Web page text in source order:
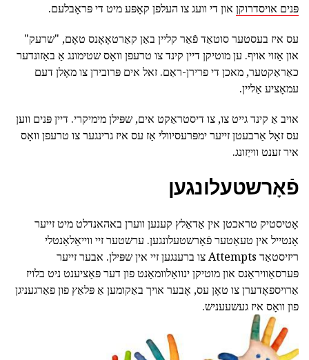
פּנים אויסדרוקן און די וועג צו העלפן קאָפּע מיט די פּראָבלעם.
עס איז בעסטער סוטאַד פֿאַר קליין באַן קאַרטאָאָנס טאָם, "שרעק"
און אַזוי אויף. ען מוטיקן דיין קינד צו טרעפן וואָס שטימונג אַ באַזונדער
כאַראַקטער, מאכן די פרירן-ראַם. זאל אים פּרובירן צו מאָלן דעם
עמאָציע אַליין.
אויב אַ קינד גייט צו, צו דיסטראַקט אים, שפּילן מימיקרי. דיין פּנים ווען
עס זאָל אַרבעטן זייער ימפּרעסיוולי אַז עס איז גרינגער צו טרעפן וואָס
איר זענט ווייַזונג.
פֿאָרשטעלונגען
אָטיסטיק טראכטן אין אַדאַלץ קענען ווערן באהאנדלט מיט זייער
אָנטייל אין טעאַטער פֿאָרשטעלונגען. ערשטער זיי ווייאַלאַנטלי
ריזיסטאַד Attempts צו ברענגען זיי אין שפּילן. אבער זייער
פּערסאַוויראַנס און מוטיקן ינוואַלוומאַנט פון דער פּאַציענט ניט בלויז
אַרויספאָדערן צו טאָן עס, אָבער אויך באַקומען אַ פּלאַץ פון פאַרגעניגן
פון וואָס איז געשעעניש.